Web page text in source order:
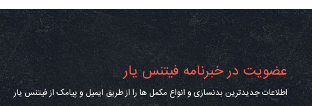
عضویت در خبرنامه فیتنس یار
اطلاعات جدیدترین بدنسازی و انواع مکمل ها را از طریق ایمیل و پیامک از فیتنس یار